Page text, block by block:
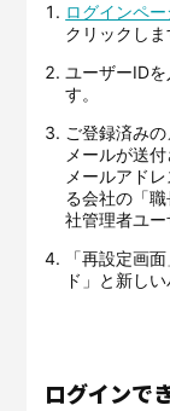
ログインペ
クリックしま
ユーザーID
す。
ご登録済み
メールが送
メールアド
る会社の「
社管理者ユー
「再設定画
ド」と新し
ログインで